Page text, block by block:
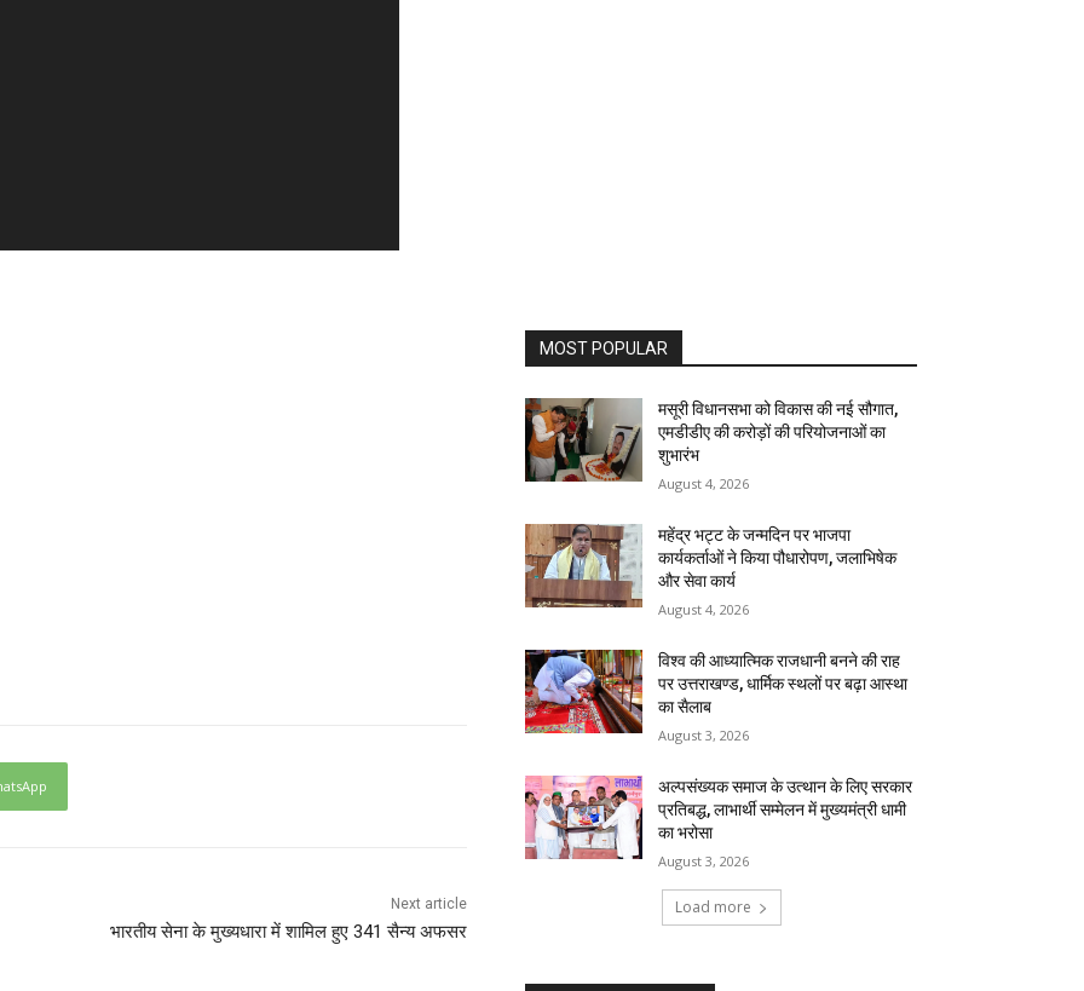
Next article
भारतीय सेना के मुख्यधारा में शामिल हुए 341 सैन्य अफसर
MOST POPULAR
मसूरी विधानसभा को विकास की नई सौगात,
एमडीडीए की करोड़ों की परियोजनाओं का
शुभारंभ
August 4, 2026
महेंद्र भट्ट के जन्मदिन पर भाजपा
कार्यकर्ताओं ने किया पौधारोपण, जलाभिषेक
और सेवा कार्य
August 4, 2026
विश्व की आध्यात्मिक राजधानी बनने की राह
पर उत्तराखण्ड, धार्मिक स्थलों पर बढ़ा आस्था
का सैलाब
August 3, 2026
अल्पसंख्यक समाज के उत्थान के लिए सरकार
प्रतिबद्ध, लाभार्थी सम्मेलन में मुख्यमंत्री धामी
का भरोसा
August 3, 2026
Load more